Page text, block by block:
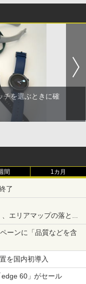
チを選ぶときに確
間 1カ月
了
エリアマップの落とし
ーンに「品質などを含
を国内初導入
60」がセール